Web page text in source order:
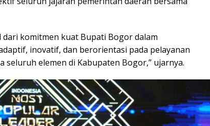
seluruh jajaran pemerintah daerah bersama
dari komitmen kuat Bupati Bogor dalam
inovatif, dan berorientasi pada pelayanan
seluruh elemen di Kabupaten Bogor,” ujarnya.